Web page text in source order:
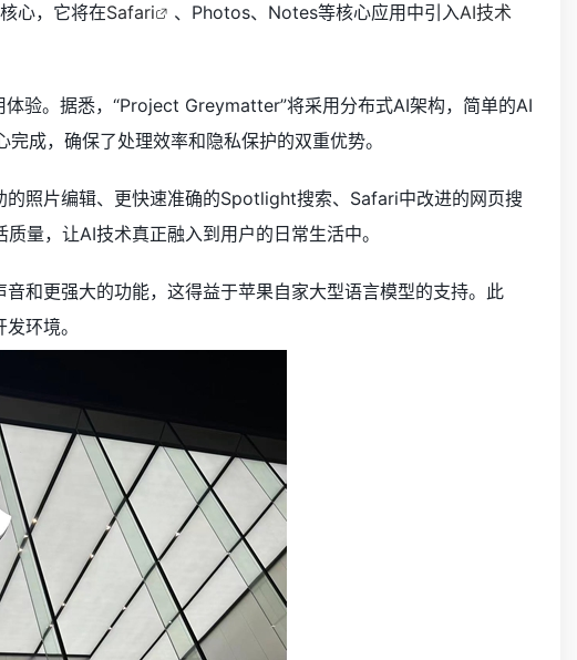
心，它将在Safari 、Photos、Notes等核心应用中引入AI技术
验。据悉，“Project Greymatter”将采用分布式AI架构，简单的AI
成，确保了处理效率和隐私保护的双重优势。
的照片编辑、更快速准确的Spotlight搜索、Safari中改进的网页搜
量，让AI技术真正融入到用户的日常生活中。
和更强大的功能，这得益于苹果自家大型语言模型的支持。此
环境。